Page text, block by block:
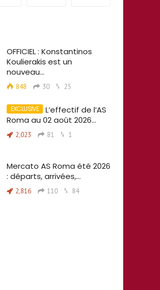
OFFICIEL : Konstantinos
Koulierakis est un
nouveau…
848 30 25
L’effectif de l’AS
Roma au 02 août 2026…
2,023 81 1
Mercato AS Roma été 2026
: départs, arrivées,…
2,816 110 84